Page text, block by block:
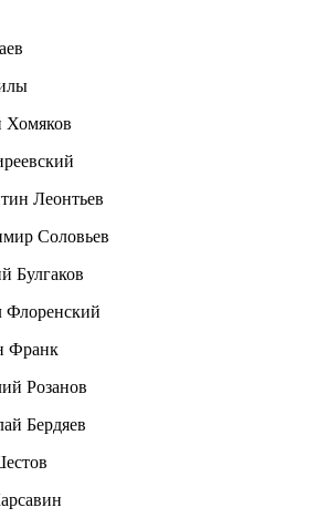
Хомяков
Леонтьев
Соловьев
Булгаков
Флоренский
Франк
Розанов
Бердяев